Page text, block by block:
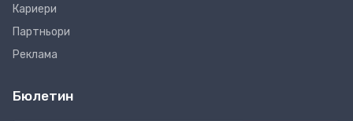
Кариери
Партньори
Реклама
Бюлетин